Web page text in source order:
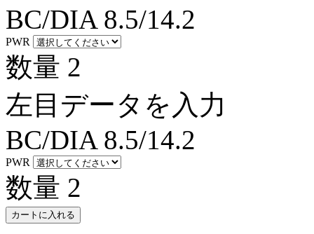
BC/DIA 8.5/14.2
PWR
数量 2
左目データを入力
BC/DIA 8.5/14.2
PWR
数量 2
カートに入れる